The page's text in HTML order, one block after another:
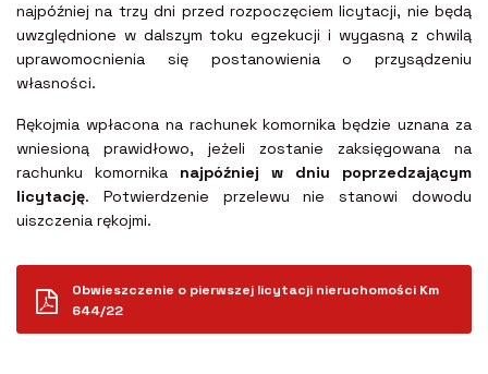
najpóźniej na trzy dni przed rozpoczęciem licytacji, nie będą
uwzględnione w dalszym toku egzekucji i wygasną z chwilą
uprawomocnienia się postanowienia o przysądzeniu
własności.
Rękojmia wpłacona na rachunek komornika będzie uznana za
wniesioną prawidłowo, jeżeli zostanie zaksięgowana na
rachunku komornika najpóźniej w dniu poprzedzającym
licytację. Potwierdzenie przelewu nie stanowi dowodu
uiszczenia rękojmi.
Obwieszczenie o pierwszej licytacji nieruchomości Km
644/22